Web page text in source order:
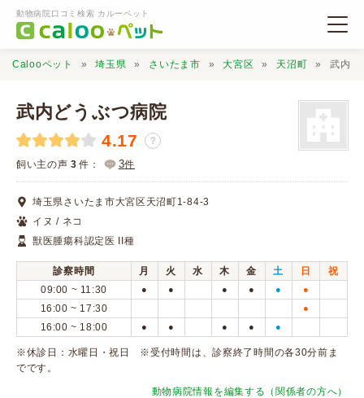
動物病院口コミ検索 カルーペット
動物病院検索
口コミ検索
Calooペットとは？
口コミ投稿
Calooペット 埼玉県 さいたま市 大宮区 天沼町 武内ど
武内どうぶつ病院
4.17 ？
飼い主の声 3 件： 3件
埼玉県さいたま市大宮区天沼町1-84-3
イヌ / ネコ
獣医腫瘍科認定医 II種
診察時間 月 火 水 木 金 土 日
祝
09:00 ~ 11:30
● ● ● ● ● ●
16:00 ~ 17:30 ●
16:00 ~ 18:00 ● ● ● ● ●
※休診日：水曜日・祝日 ※受付時間は、診察終了時間の各30分前ま
でです。
動物病院情報を編集する（関係者の方へ）